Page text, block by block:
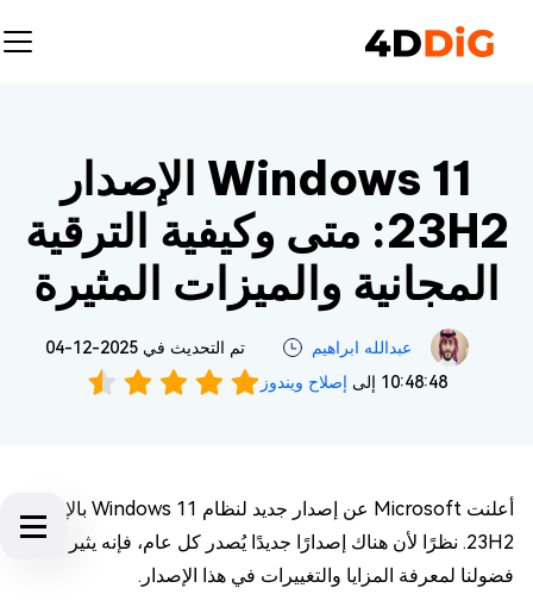
Windows 11 الإصدار
23H2: متى وكيفية الترقية
المجانية والميزات المثيرة
عبدالله ابراهيم‎
تم التحديث في 2025-12-04
10:48:48 إلى
إصلاح ويندوز
أعلنت Microsoft عن إصدار جديد لنظام Windows 11 بالإصدار
23H2. نظرًا لأن هناك إصدارًا جديدًا يُصدر كل عام، فإنه يثير
فضولنا لمعرفة المزايا والتغييرات في هذا الإصدار.